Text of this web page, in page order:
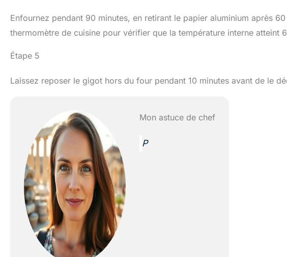
Enfournez pendant 90 minutes, en retirant le papier aluminium après
thermomètre de cuisine pour vérifier que la température interne atteint
Étape 5
Laissez reposer le gigot hors du four pendant 10 minutes avant de le
Mon astuce de chef
P